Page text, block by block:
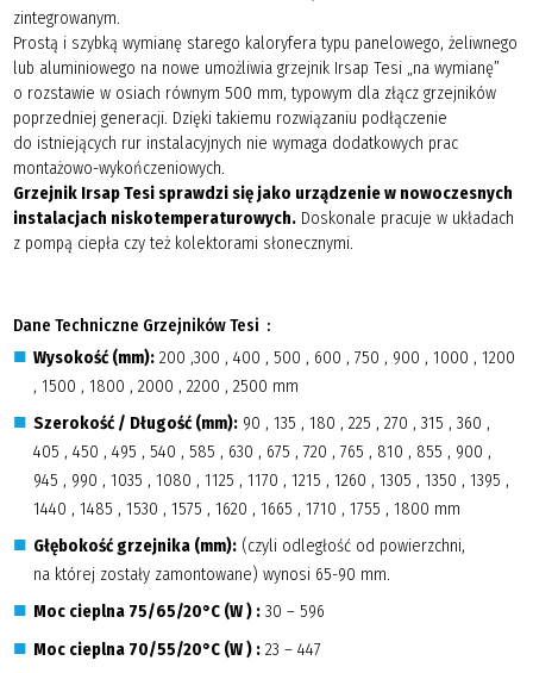
zintegrowanym.
Prostą i szybką wymianę starego kaloryfera typu panelowego, żeliwnego
lub aluminiowego na nowe umożliwia grzejnik Irsap Tesi „na wymianę”
o rozstawie w osiach równym 500 mm, typowym dla złącz grzejników
poprzedniej generacji. Dzięki takiemu rozwiązaniu podłączenie
do istniejących rur instalacyjnych nie wymaga dodatkowych prac
montażowo-wykończeniowych.
Grzejnik Irsap Tesi sprawdzi się jako urządzenie w nowoczesnych
instalacjach niskotemperaturowych.Doskonale pracuje w układach
z pompą ciepła czy też kolektorami słonecznymi.
Dane Techniczne Grzejników Tesi :
Wysokość (mm): 200 ,300 , 400 , 500 , 600 , 750 , 900 , 1000 , 1200
, 1500 , 1800 , 2000 , 2200 , 2500 mm
Szerokość / Długość (mm): 90 , 135 , 180 , 225 , 270 , 315 , 360 ,
405 , 450 , 495 , 540 , 585 , 630 , 675 , 720 , 765 , 810 , 855 , 900 ,
945 , 990 , 1035 , 1080 , 1125 , 1170 , 1215 , 1260 , 1305 , 1350 , 1395 ,
1440 , 1485 , 1530 , 1575 , 1620 , 1665 , 1710 , 1755 , 1800 mm
Głębokość grzejnika (mm): (czyli odległość od powierzchni,
na której zostały zamontowane) wynosi 65-90 mm.
Moc cieplna 75/65/20°C (W ) : 30 – 596
Moc cieplna 70/55/20°C (W ) : 23 – 447